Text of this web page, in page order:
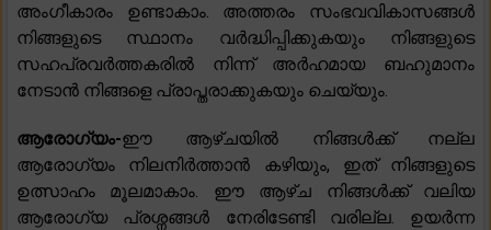
അംഗീകാരം ഉണ്ടാകാം. അത്തരം സംഭവവികാസങ്ങൾ
നിങ്ങളുടെ സ്ഥാനം വർദ്ധിപ്പിക്കുകയും നിങ്ങളുടെ
സഹപ്രവർത്തകരിൽ നിന്ന് അർഹമായ ബഹുമാനം
നേടാൻ നിങ്ങളെ പ്രാപ്തരാക്കുകയും ചെയ്യും.
ആരോഗ്യം-ഈ ആഴ്ചയിൽ നിങ്ങൾക്ക് നല്ല
ആരോഗ്യം നിലനിർത്താൻ കഴിയും, ഇത് നിങ്ങളുടെ
ഉത്സാഹം മൂലമാകാം. ഈ ആഴ്ച നിങ്ങൾക്ക് വലിയ
ആരോഗ്യ പ്രശ്നങ്ങൾ നേരിടേണ്ടി വരില്ല. ഉയർന്ന